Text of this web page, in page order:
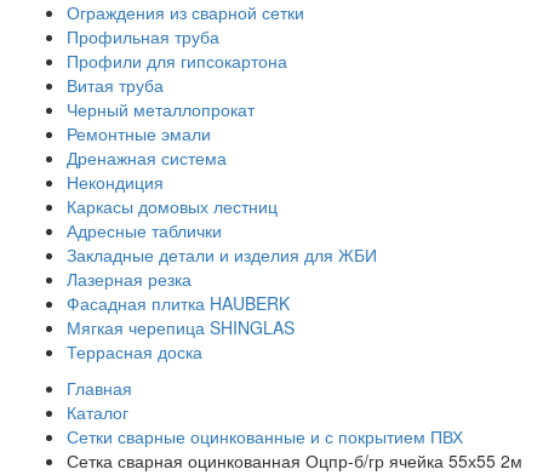
Ограждения из сварной сетки
Профильная труба
Профили для гипсокартона
Витая труба
Черный металлопрокат
Ремонтные эмали
Дренажная система
Некондиция
Каркасы домовых лестниц
Адресные таблички
Закладные детали и изделия для ЖБИ
Лазерная резка
Фасадная плитка HAUBERK
Мягкая черепица SHINGLAS
Террасная доска
Главная
Каталог
Сетки сварные оцинкованные и с покрытием ПВХ
Сетка сварная оцинкованная Оцпр-б/гр ячейка 55х55 2м